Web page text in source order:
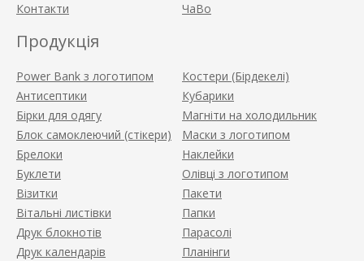
Контакти
ЧаВо
Продукція
Power Bank з логотипом
Антисептики
Бірки для одягу
Блок самоклеючий (стікери)
Брелоки
Буклети
Візитки
Вітальні листівки
Друк блокнотів
Друк календарів
Костери (Бірдекелі)
Кубарики
Магніти на холодильник
Маски з логотипом
Наклейки
Олівці з логотипом
Пакети
Папки
Парасолі
Планінги